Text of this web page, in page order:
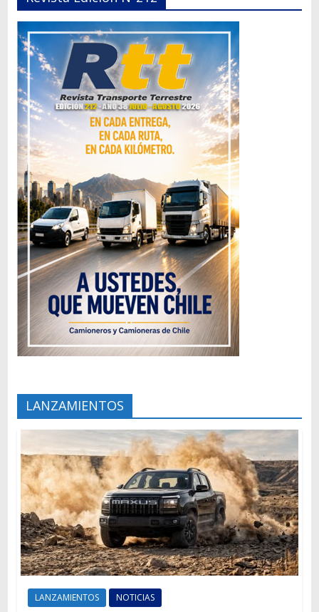
LANZAMIENTOS
LANZAMIENTOS NOTICIAS